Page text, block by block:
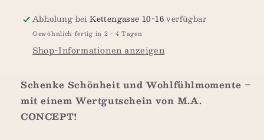
Abholung beiKettengasse 10-16verfügbar
Gewöhnlich fertig in 2 - 4 Tagen
Shop-Informationen anzeigen
Schenke Schönheit und Wohlfühlmomente –
mit einem Wertgutschein von M.A.
CONCEPT!